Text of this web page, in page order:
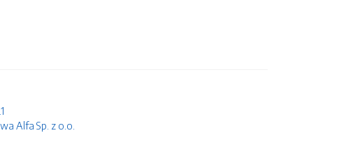
Alfa Sp. z o.o.